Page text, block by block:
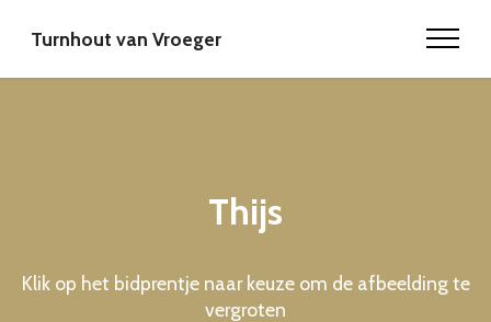
Turnhout van Vroeger
Thijs
Klik op het bidprentje naar keuze om de afbeelding te
vergroten